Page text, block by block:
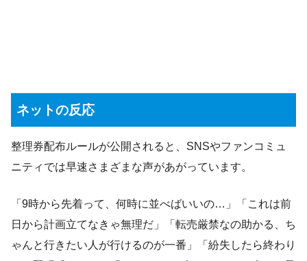
ネットの反応
整理券配布ルールが公開されると、SNSやファンコミュ
ニティでは早速さまざまな声があがっています。
「9時から先着って、何時に並べばいいの…」「これは前
日から計画立てなきゃ無理だ」「転売厳禁なの助かる、ち
ゃんと行きたい人が行けるのが一番」「紛失したら終わり